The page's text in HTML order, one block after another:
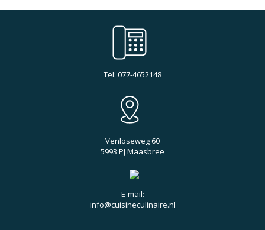
Tel: 077-4652148
Venloseweg 60
5993 PJ Maasbree
E-mail:
info@cuisineculinaire.nl